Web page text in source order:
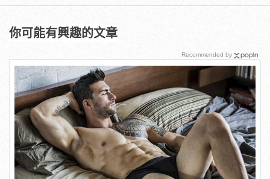
你可能有興趣的文章
Recommended by